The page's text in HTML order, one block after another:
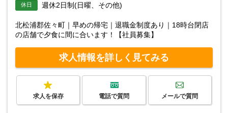
休日 週休2日制(日曜、その他)
北松浦郡佐々町｜早めの帰宅｜退職金制度あり｜18時台閉店
の店舗で夕食に間に合います！【社員募集】
求人情報を詳しく見てみる
求人を保存 電話で質問 メールで質問